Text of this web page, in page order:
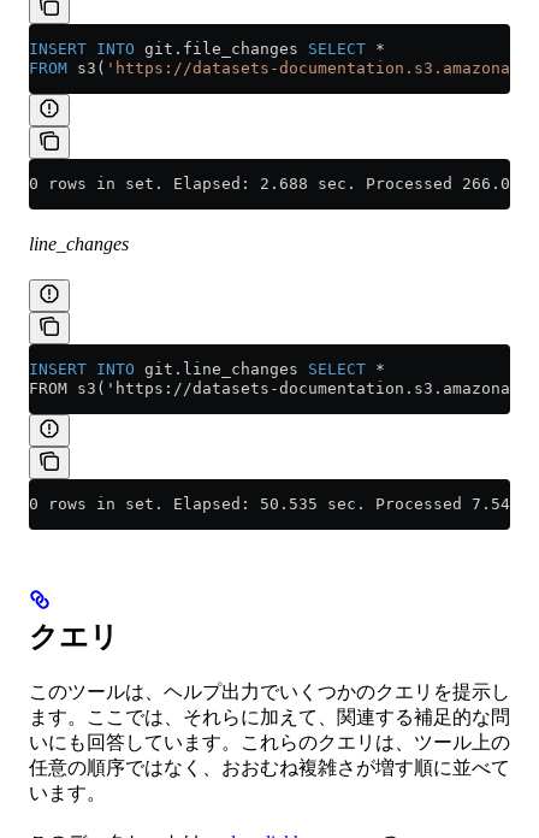
INSERT INTO git . file_changes SELECT *
FROM s3( 'https://datasets-
0 rows in set. Elapsed: 2.688 sec. Processed 266.05
line_changes
INSERT INTO git . line_changes SELECT *
FROM s3('https://datasets-
0 rows in set. Elapsed: 50.535 sec. Processed 7.54
クエリ
このツールは、ヘルプ出力でいくつかのクエリを提示し
ます。ここでは、それらに加えて、関連する補足的な問
いにも回答しています。これらのクエリは、ツール上の
任意の順序ではなく、おおむね複雑さが増す順に並べて
います。